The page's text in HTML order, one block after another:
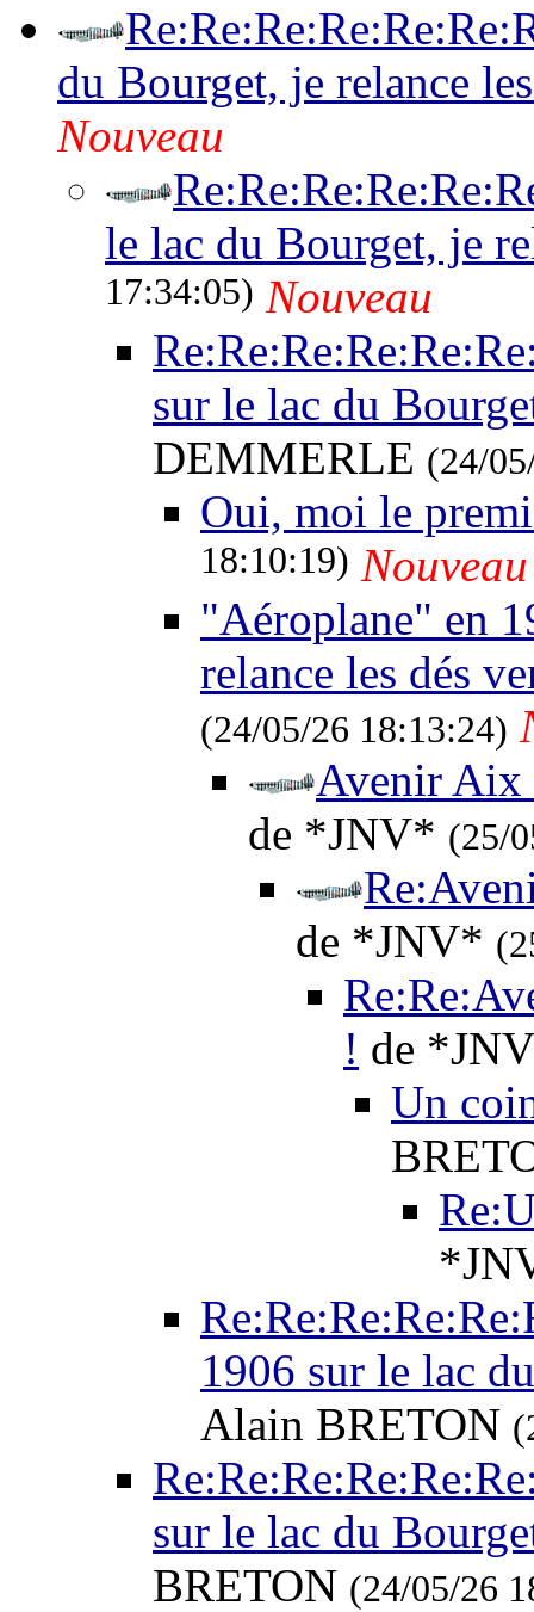
du Bourget, je relance
Nouveau
le lac du Bourget, je
17:34:05) Nouveau
sur le lac du
DEMMERLE (24/
Oui, moi le
18:10:19) Nouveau
"Aéroplane" en
relance les dés
(24/05/26 18:13:24)
Avenir Aix
de *JNV* (25/
de *JNV*
! de
Un
1906 sur le lac
Alain BRETON
sur le lac du
BRETON (24/05/26